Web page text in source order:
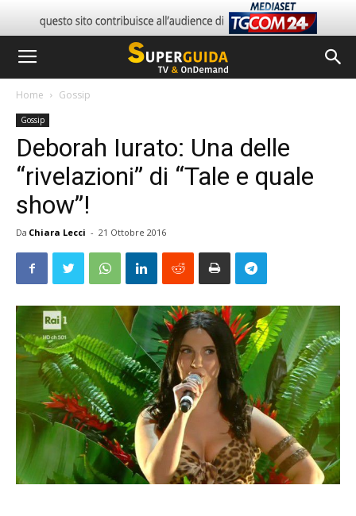
Home Gossip
Gossip
Deborah Iurato: Una delle
“rivelazioni” di “Tale e quale
show”!
Da Chiara Lecci - 21 Ottobre 2016